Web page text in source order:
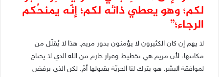
لكم؛ وهو يعطي ذاتَه لكم؛ إنّه يمنحُكم
الرجاء؛”
لا يهم إن كان الكثيرون لا يؤمنون بدور مريم. هذا لا يُقلّل من
مكانتها، لأن مريم هي تخطيط وقرار حازم من الله الذي لا يحتاج
لموافقة البشر. هو يترك لنا الحريّة بقبولها أمّ. لكن الذي يرفض